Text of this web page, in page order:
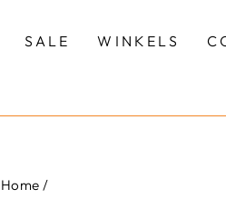
SALE WINKELS
Home /